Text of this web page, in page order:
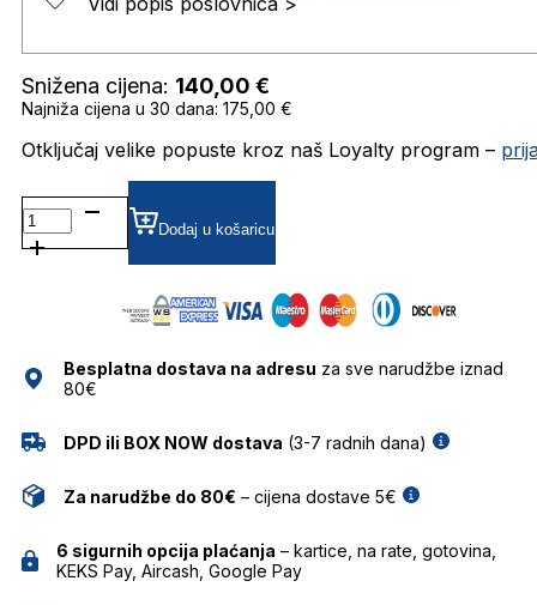
Snižena cijena: 140,00 €
Najniža cijena u 30 dana: 175,00 €
Otključaj velike popuste kroz naš Loyalty program –
MP506214
GRADIJENT SUNČANE
NAOČALE
Dodaj u košaricu
Besplatna dostava na adresu za sve narudžbe iznad
80€
DPD ili BOX NOW dostava (3-7 radnih dana)
Za narudžbe do 80€ – cijena dostave 5€
6 sigurnih opcija plaćanja – kartice, na rate, gotovina,
KEKS Pay, Aircash, Google Pay